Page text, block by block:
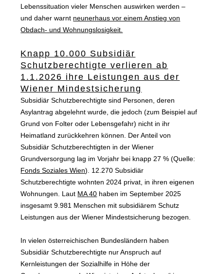
Lebenssituation vieler Menschen auswirken werden –
und daher warnt neunerhaus vor einem Anstieg von
Obdach- und Wohnungslosigkeit.
Knapp 10.000 Subsidiär
Schutzberechtigte verlieren ab
1.1.2026 ihre Leistungen aus der
Wiener Mindestsicherung
Subsidiär Schutzberechtigte sind Personen, deren
Asylantrag abgelehnt wurde, die jedoch (zum Beispiel auf
Grund von Folter oder Lebensgefahr) nicht in ihr
Heimatland zurückkehren können. Der Anteil von
Subsidiär Schutzberechtigten in der Wiener
Grundversorgung lag im Vorjahr bei knapp 27 % (Quelle:
Fonds Soziales Wien). 12.270 Subsidiär
Schutzberechtigte wohnten 2024 privat, in ihren eigenen
Wohnungen. Laut MA 40 haben im September 2025
insgesamt 9.981 Menschen mit subsidiärem Schutz
Leistungen aus der Wiener Mindestsicherung bezogen.
In vielen österreichischen Bundesländern haben
Subsidiär Schutzberechtigte nur Anspruch auf
Kernleistungen der Sozialhilfe in Höhe der